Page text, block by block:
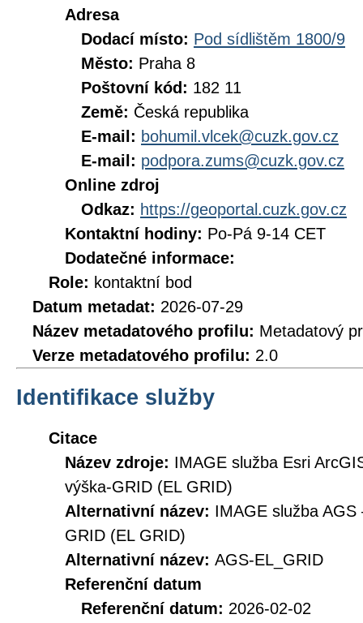
Adresa
Dodací místo: Pod sídlištěm 1800/9
Město: Praha 8
Poštovní kód: 182 11
Země: Česká republika
E-mail: bohumil.vlcek@cuzk.gov.cz
E-mail: podpora.zums@cuzk.gov.cz
Online zdroj
Odkaz: https://geoportal.cuzk.gov.cz
Kontaktní hodiny: Po-Pá 9-14 CET
Dodatečné informace:
Role: kontaktní bod
Datum metadat: 2026-07-29
Název metadatového profilu: Metadatový
Verze metadatového profilu: 2.0
Identifikace služby
Citace
Název zdroje: IMAGE služba Esri
výška-GRID (EL GRID)
Alternativní název: IMAGE služba
GRID (EL GRID)
Alternativní název: AGS-EL_GRID
Referenční datum
Referenční datum: 2026-02-02